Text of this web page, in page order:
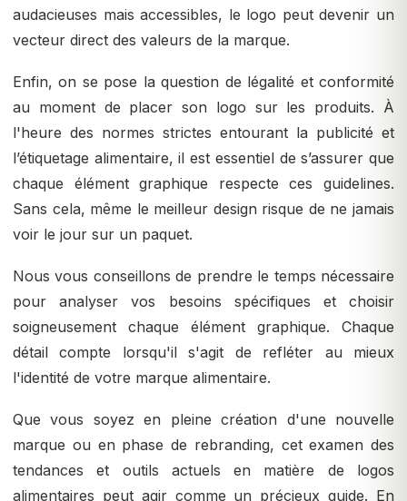
audacieuses mais accessibles, le logo peut devenir un
vecteur direct des valeurs de la marque.
Enfin, on se pose la question de légalité et conformité
au moment de placer son logo sur les produits. À
l'heure des normes strictes entourant la publicité et
l’étiquetage alimentaire, il est essentiel de s’assurer que
chaque élément graphique respecte ces guidelines.
Sans cela, même le meilleur design risque de ne jamais
voir le jour sur un paquet.
Nous vous conseillons de prendre le temps nécessaire
pour analyser vos besoins spécifiques et choisir
soigneusement chaque élément graphique. Chaque
détail compte lorsqu'il s'agit de refléter au mieux
l'identité de votre marque alimentaire.
Que vous soyez en pleine création d'une nouvelle
marque ou en phase de rebranding, cet examen des
tendances et outils actuels en matière de logos
alimentaires peut agir comme un précieux guide. En